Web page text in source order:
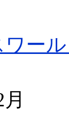
ワー